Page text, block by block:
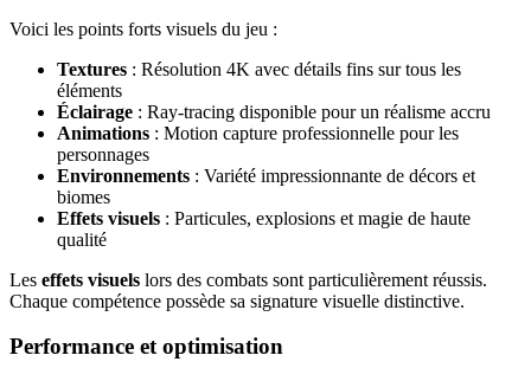
Voici les points forts visuels du jeu :
Textures : Résolution 4K avec détails fins sur tous les
éléments
Éclairage : Ray-tracing disponible pour un réalisme accru
Animations : Motion capture professionnelle pour les
personnages
Environnements : Variété impressionnante de décors et
biomes
Effets visuels : Particules, explosions et magie de haute
qualité
Les effets visuels lors des combats sont particulièrement réussis.
Chaque compétence possède sa signature visuelle distinctive.
Performance et optimisation